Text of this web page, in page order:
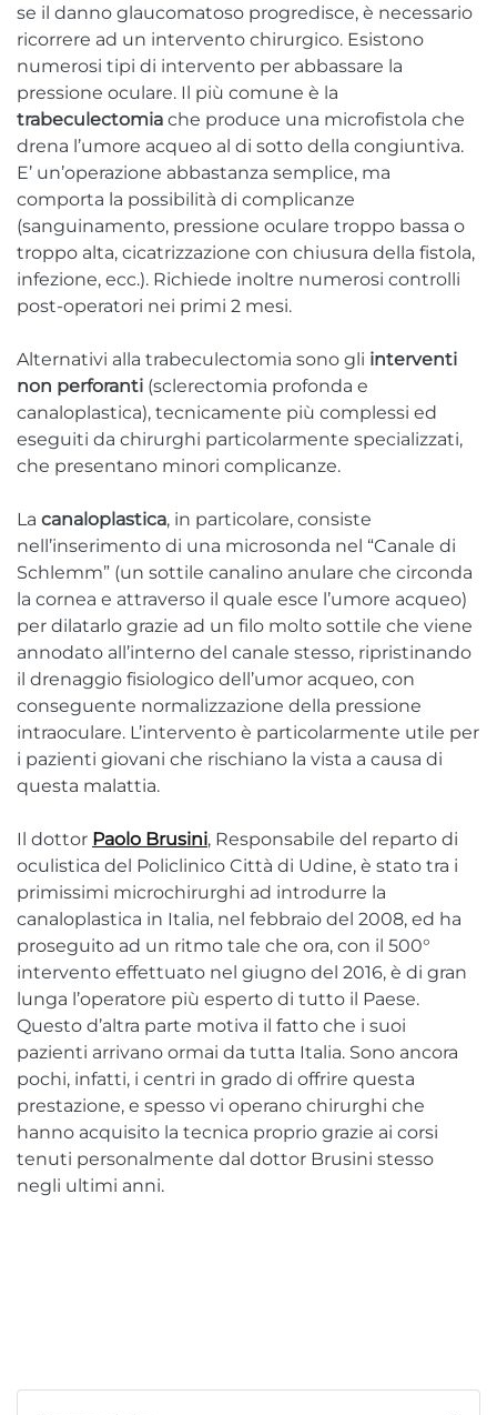
se il danno glaucomatoso progredisce, è necessario
ricorrere ad un intervento chirurgico. Esistono
numerosi tipi di intervento per abbassare la
pressione oculare. Il più comune è la
trabeculectomia che produce una microfistola che
drena l’umore acqueo al di sotto della congiuntiva.
E’ un’operazione abbastanza semplice, ma
comporta la possibilità di complicanze
(sanguinamento, pressione oculare troppo bassa o
troppo alta, cicatrizzazione con chiusura della fistola,
infezione, ecc.). Richiede inoltre numerosi controlli
post-operatori nei primi 2 mesi.
Alternativi alla trabeculectomia sono gli interventi
non perforanti (sclerectomia profonda e
canaloplastica), tecnicamente più complessi ed
eseguiti da chirurghi particolarmente specializzati,
che presentano minori complicanze.
La canaloplastica, in particolare, consiste
nell’inserimento di una microsonda nel “Canale di
Schlemm” (un sottile canalino anulare che circonda
la cornea e attraverso il quale esce l’umore acqueo)
per dilatarlo grazie ad un filo molto sottile che viene
annodato all’interno del canale stesso, ripristinando
il drenaggio fisiologico dell’umor acqueo, con
conseguente normalizzazione della pressione
intraoculare. L’intervento è particolarmente utile per
i pazienti giovani che rischiano la vista a causa di
questa malattia.
Il dottor Paolo Brusini, Responsabile del reparto di
oculistica del Policlinico Città di Udine, è stato tra i
primissimi microchirurghi ad introdurre la
canaloplastica in Italia, nel febbraio del 2008, ed ha
proseguito ad un ritmo tale che ora, con il 500°
intervento effettuato nel giugno del 2016, è di gran
lunga l’operatore più esperto di tutto il Paese.
Questo d’altra parte motiva il fatto che i suoi
pazienti arrivano ormai da tutta Italia. Sono ancora
pochi, infatti, i centri in grado di offrire questa
prestazione, e spesso vi operano chirurghi che
hanno acquisito la tecnica proprio grazie ai corsi
tenuti personalmente dal dottor Brusini stesso
negli ultimi anni.